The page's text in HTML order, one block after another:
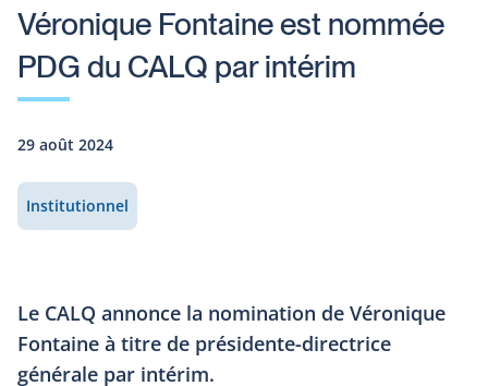
Véronique Fontaine est nommée
PDG du CALQ par intérim
29 août 2024
Institutionnel
Le CALQ annonce la nomination de Véronique
Fontaine à titre de présidente-directrice
générale par intérim.